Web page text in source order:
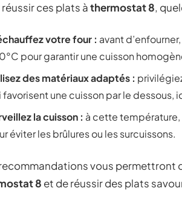
réussir ces plats àthermostat 8,
votre four : avant
pour garantir une cuisson
des matériaux adaptés :
favorisent une cuisson par le dessous,
la cuisson : à cette
éviter les brûlures ou les surcuissons.
vous permettront
8 et de réussir des plats